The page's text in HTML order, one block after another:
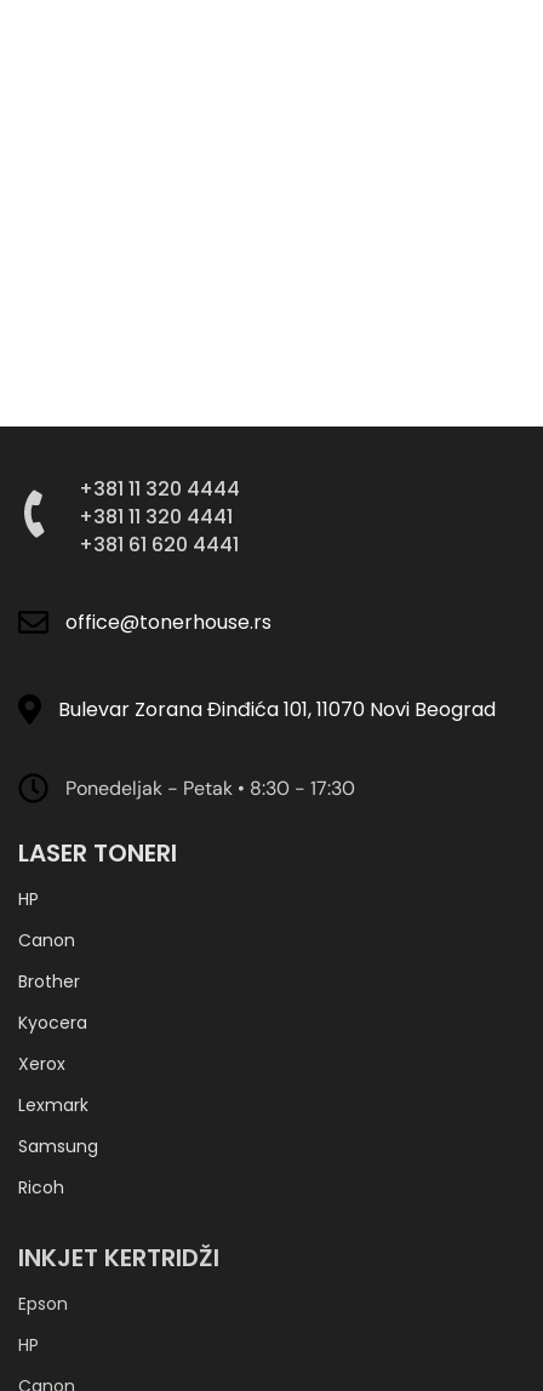
+381 11 320 4444
+381 11 320 4441
+381 61 620 4441
office@tonerhouse.rs
Bulevar Zorana Đinđića 101, 11070 Novi Beograd
Ponedeljak - Petak • 8:30 - 17:30
LASER TONERI
HP
Canon
Brother
Kyocera
Xerox
Lexmark
Samsung
Ricoh
INKJET KERTRIDŽI
Epson
HP
Canon